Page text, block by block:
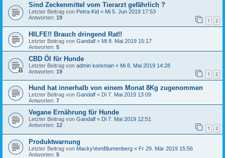
Sind Zeckenmittel vom Tierarzt gefährlich ?
Letzter Beitrag von Petra-Kid « Mi 5. Jun 2019 17:53
Antworten: 19 1 2
HILFE!! Brauch dringend Rat!!
Letzter Beitrag von Gandalf « Mi 8. Mai 2019 15:17
Antworten: 5
CBD Öl für Hunde
Letzter Beitrag von admin korkman « Mi 8. Mai 2019 14:28
Antworten: 19 1 2
Hund hat innerhalb von einem Monat 8Kg zugenommen
Letzter Beitrag von Gandalf « Di 7. Mai 2019 13:09
Antworten: 7
Vegane Ernährung für Hunde
Letzter Beitrag von Gandalf « Di 7. Mai 2019 12:51
Antworten: 12 1 2
Produktwarnung
Letzter Beitrag von MackyVomBlumenberg « Fr 29. Mär 2019 15:56
Antworten: 5